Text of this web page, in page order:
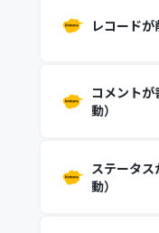
レコード
コメント
動）
ステータ
動）